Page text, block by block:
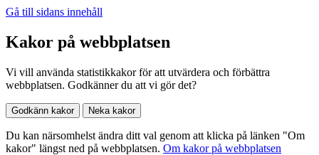
Gå till sidans innehåll
Kakor på webbplatsen
Vi vill använda statistikkakor för att utvärdera och förbättra
webbplatsen. Godkänner du att vi gör det?
Godkänn kakor Neka kakor
Du kan närsomhelst ändra ditt val genom att klicka på länken "Om
kakor" längst ned på webbplatsen. Om kakor på webbplatsen